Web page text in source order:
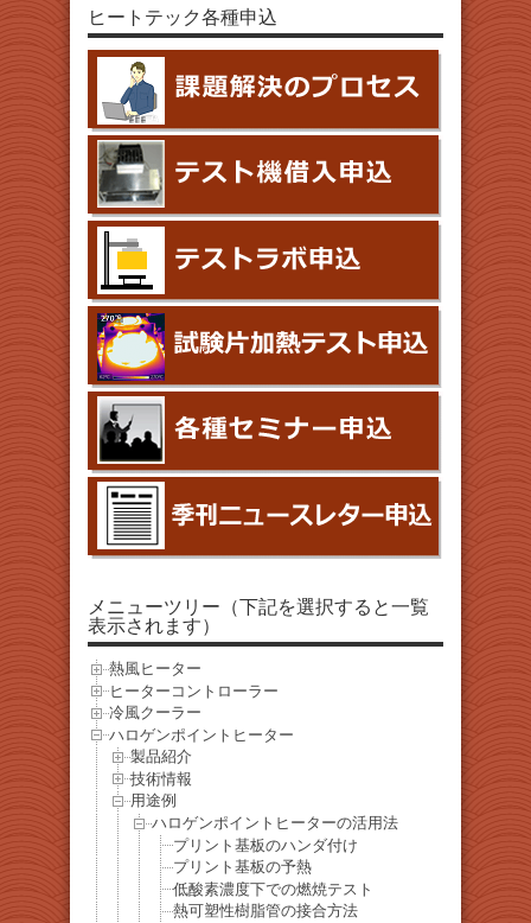
ヒートテック各種申込
メニューツリー（下記を選択すると一覧
表示されます）
熱風ヒーター
ヒーターコントローラー
冷風クーラー
ハロゲンポイントヒーター
製品紹介
技術情報
用途例
ハロゲンポイントヒーターの活用法
プリント基板のハンダ付け
プリント基板の予熱
低酸素濃度下での燃焼テスト
熱可塑性樹脂管の接合方法